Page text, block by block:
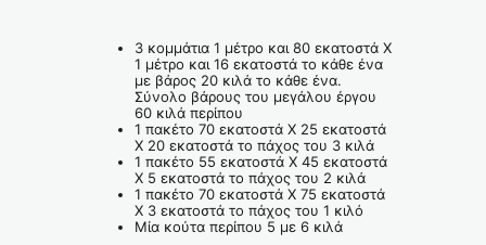
3 κομμάτια 1 μέτρο και 80 εκατοστά Χ
1 μέτρο και 16 εκατοστά το κάθε ένα
με βάρος 20 κιλά το κάθε ένα.
Σύνολο βάρους του μεγάλου έργου
60 κιλά περίπου
1 πακέτο 70 εκατοστά Χ 25 εκατοστά
Χ 20 εκατοστά το πάχος του 3 κιλά
1 πακέτο 55 εκατοστά Χ 45 εκατοστά
Χ 5 εκατοστά το πάχος του 2 κιλά
1 πακέτο 70 εκατοστά Χ 75 εκατοστά
Χ 3 εκατοστά το πάχος του 1 κιλό
Μία κούτα περίπου 5 με 6 κιλά